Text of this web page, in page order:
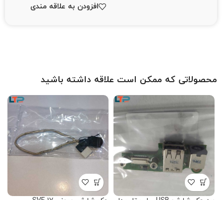
افزودن به علاقه مندی
محصولاتی که ممکن است علاقه داشته باشید